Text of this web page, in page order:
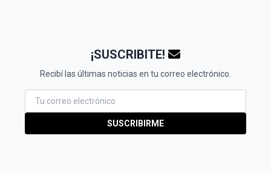
¡SUSCRIBITE!
Recibí las últimas noticias en tu correo electrónico.
SUSCRIBIRME